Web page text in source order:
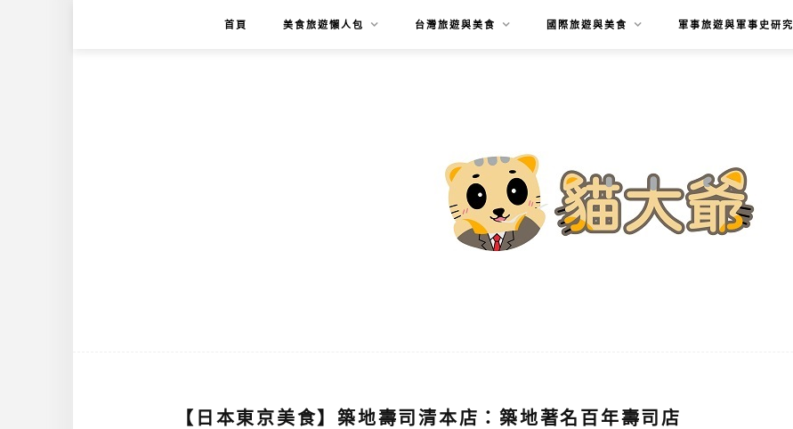
首頁 美食旅遊懶人包 台灣旅遊與美食 國際旅遊與美食 軍事旅遊與軍事史研究
【日本東京美食】築地壽司清本店：築地著名百年壽司店